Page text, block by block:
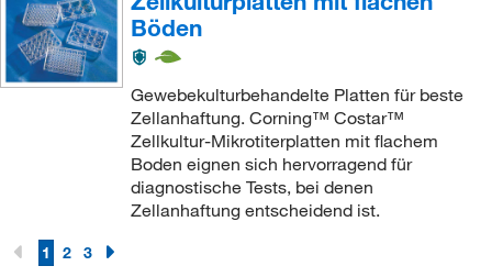
Böden
Gewebekulturbehandelte Platten für beste
Zellanhaftung. Corning™ Costar™
Zellkultur-Mikrotiterplatten mit flachem
Boden eignen sich hervorragend für
diagnostische Tests, bei denen
Zellanhaftung entscheidend ist.
1 2 3